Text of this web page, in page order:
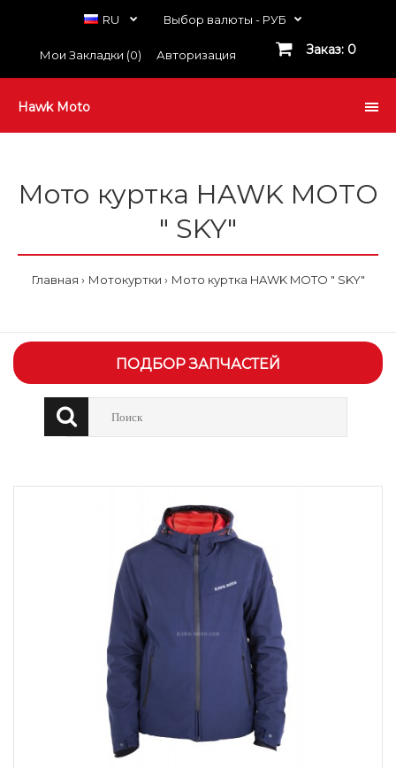
RU Выбор валюты - РУБ
Мои Закладки (0) Авторизация Заказ: 0
Hawk Moto
Мото куртка HAWK MOTO
" SKY"
Главная Мотокуртки Мото куртка HAWK MOTO " SKY"
ПОДБОР ЗАПЧАСТЕЙ